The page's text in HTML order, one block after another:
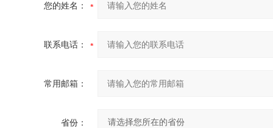
您的姓名：
联系电话：
常用邮箱：
省份：